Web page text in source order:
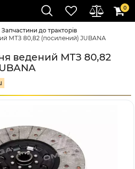
0
Запчастини до тракторів
МТЗ 80,82 (посилений) JUBANA
ведений МТЗ 80,82